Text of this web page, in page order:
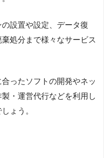
設置や設定、データ復
処分まで様々なサービス
ったソフトの開発やネッ
・運営代行などを利用し
ょう。